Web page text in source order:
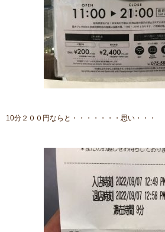
10分２００円ならと・・・・・・・思い・・・